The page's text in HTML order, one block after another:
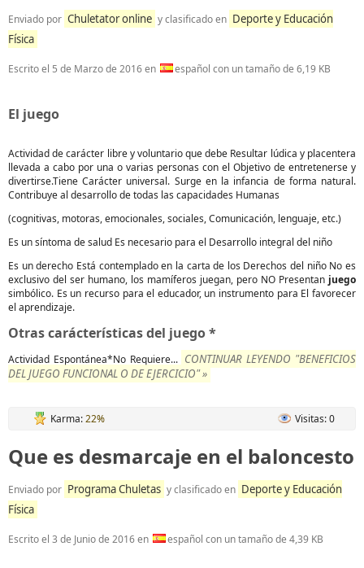
Enviado por Chuletator online y clasificado en Deporte y Educación
Física
Escrito el 5 de Marzo de 2016en español con un tamaño de 6,19 KB
El juego
Actividad de carácter libre y voluntario que debe Resultar lúdica y placentera
llevada a cabo por una o varias personas con el Objetivo de entretenerse y
divertirse.Tiene Carácter universal. Surge en la infancia de forma natural.
Contribuye al desarrollo de todas las capacidades Humanas
(cognitivas, motoras, emocionales, sociales, Comunicación, lenguaje, etc.)
Es un síntoma de salud Es necesario para el Desarrollo integral del niño
Es un derecho Está contemplado en la carta de los Derechos del niño No es
exclusivo del ser humano, los mamíferos juegan, pero NO Presentan juego
simbólico. Es un recurso para el educador, un instrumento para El favorecer
el aprendizaje.
Otras carácterísticas del juego *
Actividad Espontánea*No Requiere... CONTINUAR LEYENDO "BENEFICIOS
DEL JUEGO FUNCIONAL O DE EJERCICIO" »
Karma:22% Visitas: 0
Que es desmarcaje en el baloncesto
Enviado por Programa Chuletas y clasificado en Deporte y Educación
Física
Escrito el 3 de Junio de 2016en español con un tamaño de 4,39 KB